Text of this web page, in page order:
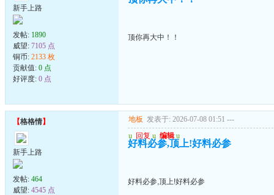
新手上路
发帖: 1890
威望: 7105 点
铜币: 2133 枚
贡献值: 0 点
好评度: 0 点
顶你再大中！！
【格格情】
新手上路
发帖: 464
威望: 4545 点
地板 发表于: 2026-07-08 01:51 ---
u 回复 u 编辑 u
好料必参,顶上!好料必参
好料必参,顶上!好料必参